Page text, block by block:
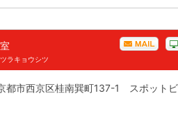
ラキョウシツ
市西京区桂南巽町137-1 スポット